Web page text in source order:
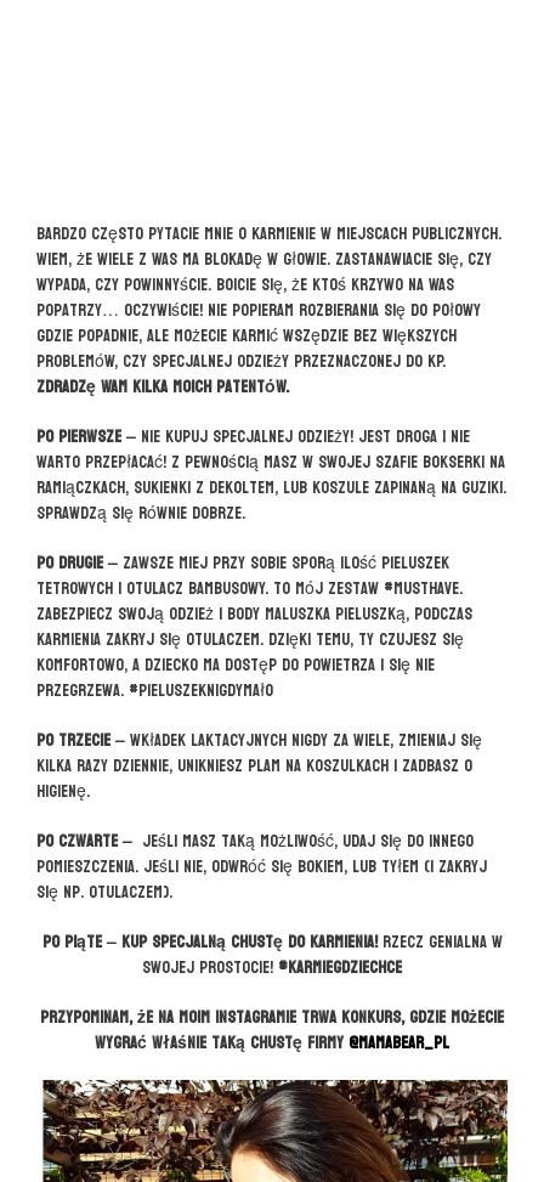
Bardzo często pytacie mnie o karmienie w miejscach publicznych.
Wiem, że wiele z Was ma blokadę w głowie. Zastanawiacie się, czy
wypada, czy powinnyście. Boicie się, że ktoś krzywo na Was
popatrzy… Oczywiście! Nie popieram rozbierania się do połowy
gdzie popadnie, ale możecie karmić wszędzie bez większych
problemów, czy specjalnej odzieży przeznaczonej do KP.
Zdradzę Wam kilka moich patentów.
Po pierwsze – nie kupuj specjalnej odzieży! Jest droga i nie
warto przepłacać! Z pewnością masz w swojej szafie bokserki na
ramiączkach, sukienki z dekoltem, lub koszule zapinaną na guziki.
Sprawdzą się równie dobrze.
Po drugie – zawsze miej przy sobie sporą ilość pieluszek
tetrowych i otulacz bambusowy. To mój zestaw #musthave.
Zabezpiecz swoją odzież i body maluszka pieluszką, podczas
karmienia zakryj się otulaczem. Dzięki temu, Ty czujesz się
komfortowo, a dziecko ma dostęp do powietrza i się nie
przegrzewa. #pieluszeknigdymało
Po trzecie –wkładek laktacyjnych nigdy za wiele, zmieniaj się
kilka razy dziennie, unikniesz plam na koszulkach i zadbasz o
higienę.
Po czwarte – jeśli masz taką możliwość, udaj się do innego
pomieszczenia. Jeśli nie, odwróć się bokiem, lub tyłem (i zakryj
się np. otulaczem).
Po piąte – kup specjalną chustę do karmienia!Rzecz genialna w
swojej prostocie! #karmiegdziechce
Przypominam, że na moim instagramie trwa konkurs, gdzie możecie
wygrać właśnie taką chustę firmy @mamabear_pl